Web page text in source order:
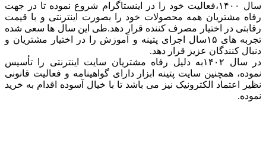
سال ۱۴۰۰،فعالیت خود را در اینستاگرام شروع نموده تا در جهت
رفاه مشتریان همه محصولات خود را بصورت اینترنتی و با قیمت
رقابتی در اختیار مصرف کننده قرار دهد.طی این سال ها سعی شده
تجربه های ۱۵سال اجرای پتینه و آموزش را در اختیار مشتریان و
دنبال کنندگان عزیز قرار دهد.
در سال ۱۴۰۲به دلیل رفاه مشتریان سایت اینترنتی را تأسیس
نموده، همچنین سایت پتینه ابزار دارای گواهینامه و فعالیت قانونی
نظیر اعتماد الکترونیک نیز می باشد تا با خیال آسوده اقدام به خرید
نموده.